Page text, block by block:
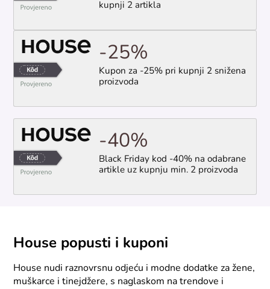
kupnji 2 artikla
-25%
Kupon za -25% pri kupnji 2 snižena
proizvoda
-40%
Black Friday kod -40% na odabrane
artikle uz kupnju min. 2 proizvoda
House popusti i kuponi
House nudi raznovrsnu odjeću i modne dodatke za žene,
muškarce i tinejdžere, s naglaskom na trendove i